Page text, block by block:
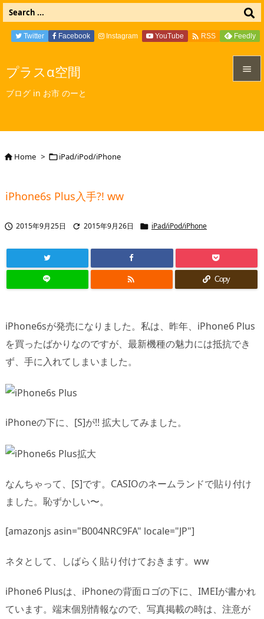
プラスα空間
ブログ in お市 のーと

Twitter Facebook Instagram YouTube  RSS Feedly
Home > iPad/iPod/iPhone
iPhone6s Plus入手?! ww
 2015年9月25日  2015年9月26日  iPad/iPod/iPhone
 Copy
iPhone6sが発売になりました。私は、昨年、iPhone6 Plus
を買ったばかりなのですが、最新機種の魅力には抵抗でき
ず、手に入れてしまいました。
iPhoneの下に、[S]が!! 拡大してみました。
なんちゃって、[S]です。CASIOのネームランドで貼り付け
ました。恥ずかしい〜。
[amazonjs asin="B004NRC9FA" locale="JP"]
ネタとして、しばらく貼り付けておきます。ww
iPhone6 Plusは、iPhoneの背面ロゴの下に、IMEIが書かれ
ています。端末個別情報なので、写真掲載の時は、注意が